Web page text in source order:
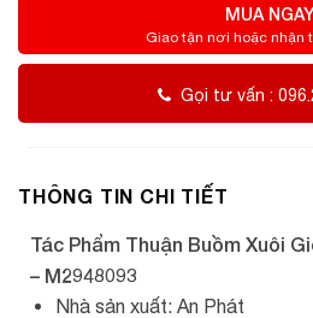
MUA NGAY
Giao tận nơi hoặc nhận
Gọi tư vấn :
THÔNG TIN CHI TIẾT
Tác Phẩm Thuận Buồm Xuôi
– M2948093
Nhà sản xuất: An Phát